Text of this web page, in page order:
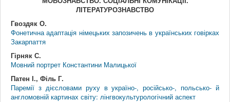
ЛІТЕРАТУРОЗНАВСТВО
Гвоздяк О.
Фонетична адаптація німецьких запозичень в українських говірках
Закарпаття
Гірняк С.
Мовний портрет Константини Малицької
Патен І., Філь Г.
Паремії з дієсловами руху в україно-, російсько-, польсько- й
англомовній картинах світу: лінгвокультурологічний аспект